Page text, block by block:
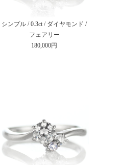
シンプル / 0.3ct / ダイヤモンド /
フェアリー
180,000円